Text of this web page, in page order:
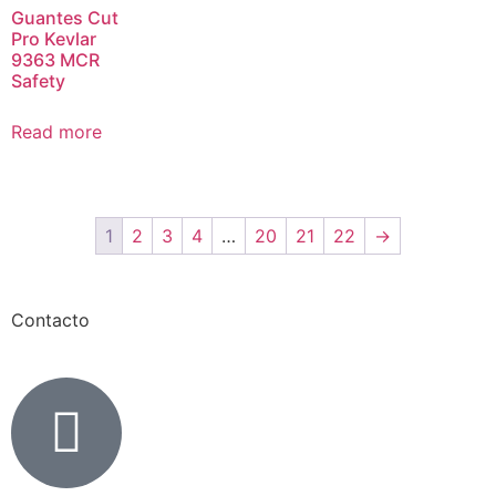
Guantes Cut
Pro Kevlar
9363 MCR
Safety
Read more
1 2 3 4 … 20 21 22 →
Contacto